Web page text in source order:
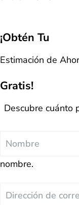
¡Obtén Tu
Estimación de
Gratis!
Descubre cuánto
Nombre
nombre.
Correo